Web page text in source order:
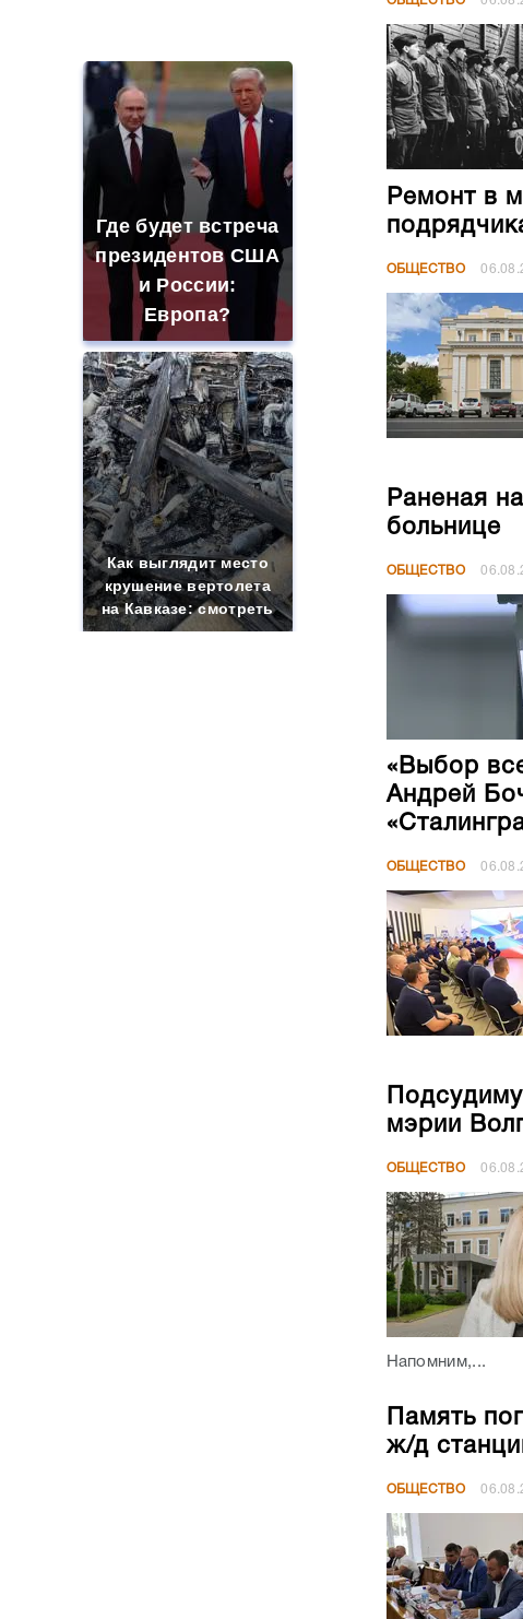
Где будет встреча
президентов США
и России:
Европа?
Как выглядит место
крушение вертолета
на Кавказе: смотреть
Ремонт в
ОБЩЕСТВО
Раненая
больнице
ОБЩЕСТВО
«Выбор
Андрей
ОБЩЕСТВО
мэрии
ОБЩЕСТВО
Напомним,...
Память
ж/д
ОБЩЕСТВО